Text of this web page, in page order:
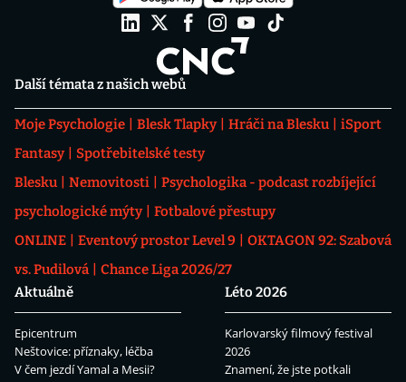
Další témata z našich webů
Moje Psychologie Blesk Tlapky Hráči na Blesku
iSport
Fantasy
Spotřebitelské testy
Blesku
Nemovitosti
Psychologika - podcast rozbíjející
psychologické mýty
Fotbalové přestupy
ONLINE
Eventový prostor Level 9
OKTAGON 92: Szabová
vs. Pudilová
Chance Liga 2026/27
Aktuálně
Epicentrum
Neštovice: příznaky, léčba
V čem jezdí Yamal a Mesii?
Léto 2026
Karlovarský filmový festival
2026
Znamení, že jste potkali